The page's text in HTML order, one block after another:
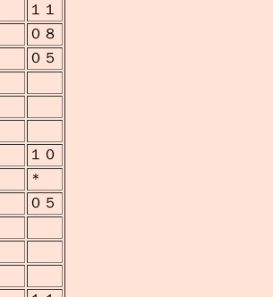
１１
０８
０５
１０
＊
０５